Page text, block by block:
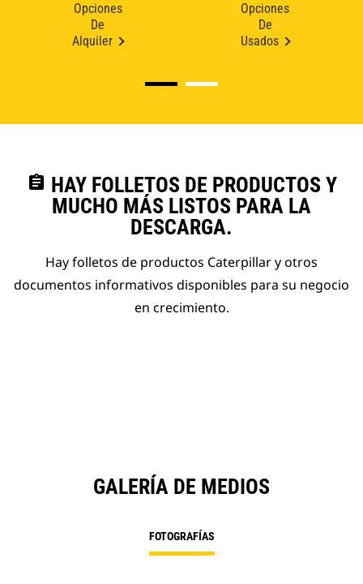
Opciones
De
Alquiler
Opciones
De
Usados
assignment HAY FOLLETOS DE PRODUCTOS Y
MUCHO MÁS LISTOS PARA LA
DESCARGA.
Hay folletos de productos Caterpillar y otros
documentos informativos disponibles para su negocio
en crecimiento.
GALERÍA DE MEDIOS
FOTOGRAFÍAS